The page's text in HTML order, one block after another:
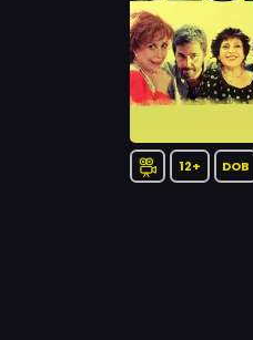
12+ DOB